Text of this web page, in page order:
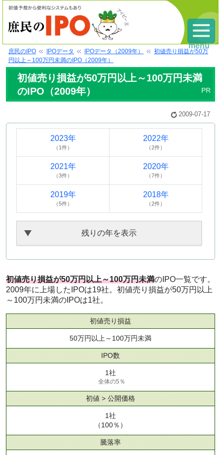
庶民のIPO IPOデータ IPOデータ（2009年）
初値売り損益が50万
円以上～100万円未満のIPO（2009年）
初値売り損益が50万円以上～100万円未満
のIPO（2009年）
2009-07-17
2023年
（1件）
2022年
（2件）
2021年
（3件）
2020年
（7件）
2019年
（5件）
2018年
（2件）
残りの年を表示
初値売り損益が50万円以上～100万円未満のIPO一覧です。
2009年に上場したIPOは19社。初値売り損益が50万円以上
～100万円未満のIPOは1社。
初値売り損益
50万円以上～100万円未満
IPO数
1社
全体の5％
初値 > 公開価格
1社
（100％）
騰落率
menu